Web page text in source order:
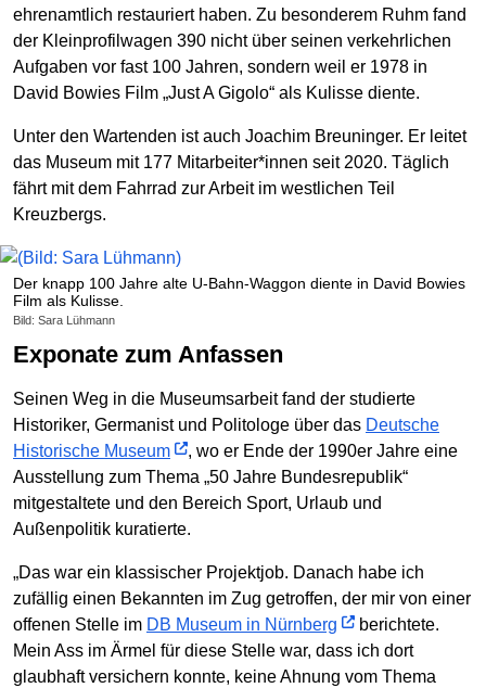
ehrenamtlich restauriert haben. Zu besonderem Ruhm fand
der Kleinprofilwagen 390 nicht über seinen verkehrlichen
Aufgaben vor fast 100 Jahren, sondern weil er 1978 in
David Bowies Film „Just A Gigolo“ als Kulisse diente.
Unter den Wartenden ist auch Joachim Breuninger. Er leitet
das Museum mit 177 Mitarbeiter*innen seit 2020. Täglich
fährt mit dem Fahrrad zur Arbeit im westlichen Teil
Kreuzbergs.
Der knapp 100 Jahre alte U-Bahn-Waggon diente in David Bowies
Film als Kulisse.
Bild: Sara Lühmann
Exponate zum Anfassen
Seinen Weg in die Museumsarbeit fand der studierte
Historiker, Germanist und Politologe über das Deutsche
Historische Museum
, wo er Ende der 1990er Jahre eine
Ausstellung zum Thema „50 Jahre Bundesrepublik“
mitgestaltete und den Bereich Sport, Urlaub und
Außenpolitik kuratierte.
„Das war ein klassischer Projektjob. Danach habe ich
zufällig einen Bekannten im Zug getroffen, der mir von einer
offenen Stelle im DB Museum in Nürnberg
berichtete.
Mein Ass im Ärmel für diese Stelle war, dass ich dort
glaubhaft versichern konnte, keine Ahnung vom Thema